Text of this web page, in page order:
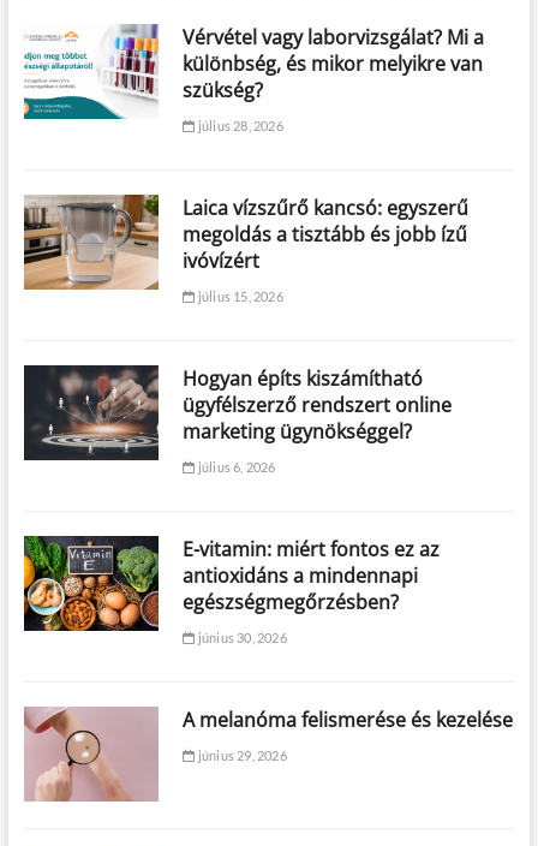
Vérvétel vagy laborvizsgálat? Mi a
különbség, és mikor melyikre van
szükség?
július 28, 2026
Laica vízszűrő kancsó: egyszerű
megoldás a tisztább és jobb ízű
ivóvízért
július 15, 2026
Hogyan építs kiszámítható
ügyfélszerző rendszert online
marketing ügynökséggel?
július 6, 2026
E-vitamin: miért fontos ez az
antioxidáns a mindennapi
egészségmegőrzésben?
június 30, 2026
A melanóma felismerése és kezelése
június 29, 2026